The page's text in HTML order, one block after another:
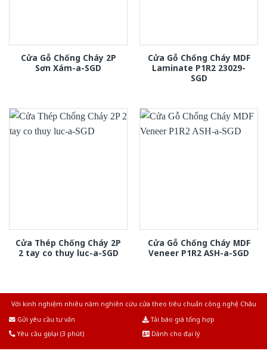
Cửa Gỗ Chống Cháy 2P
Sơn Xám-a-SGD
Cửa Gỗ Chống Cháy MDF
Laminate P1R2 23029-
SGD
Cửa Thép Chống Cháy 2P
2 tay co thuy luc-a-SGD
Cửa Gỗ Chống Cháy MDF
Veneer P1R2 ASH-a-SGD
Với kinh nghiệm nhiêu năm nghiên cứu cửa theo tiêu chuẩn công nghệ Châu
Gửi yêu cầu tư vấn
Tải báo giá tổng hợp
Yêu cầu gọi lại (3 phút)
Dành cho đại lý